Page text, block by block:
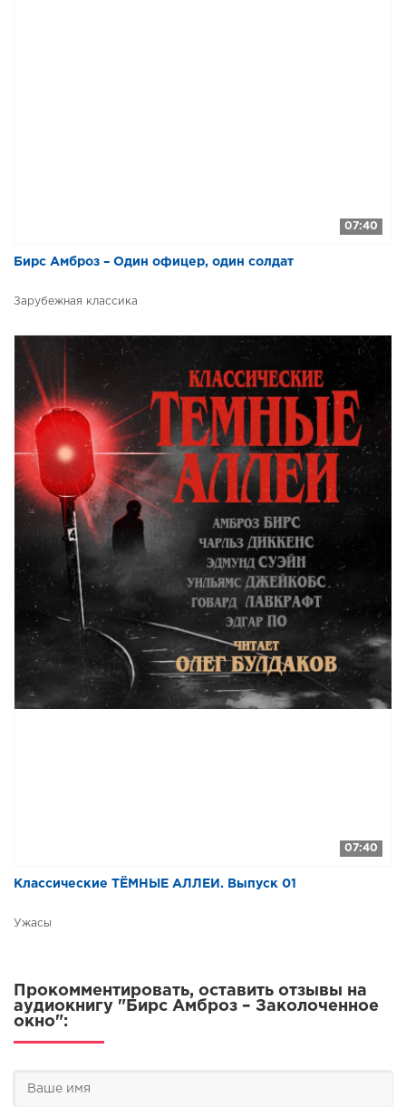
07:40
Бирс Амброз – Один офицер, один солдат
Зарубежная классика
07:40
Классические ТЁМНЫЕ АЛЛЕИ. Выпуск 01
Ужасы
Прокомментировать, оставить отзывы на
аудиокнигу "Бирс Амброз – Заколоченное
окно":